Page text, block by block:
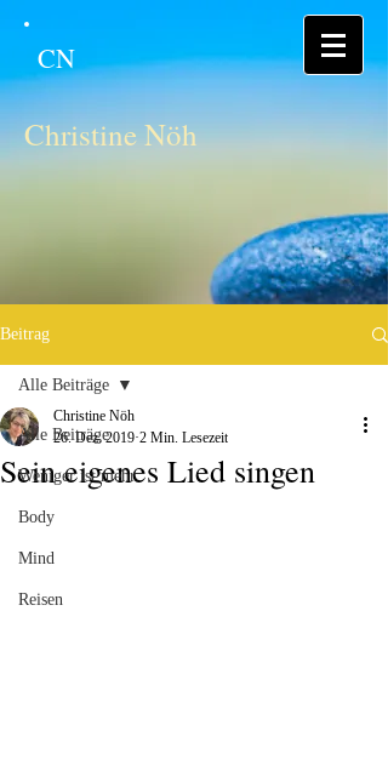
CN
Christine Nöh
Beitrag
Alle Beiträge
Weniger ist mehr
Body
Mind
Reisen
Alle Beiträge
Sein eigenes Lied singen
Christine Nöh
26. Dez. 2019 2 Min. Lesezeit